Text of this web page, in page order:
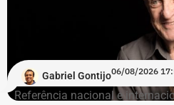
De acordo com o relatório de
59,6 milhões alocados no
julho de 2024 representavam
carteira de investimentos do
Tribunal classificou o
“negligente e temerário”.
Gabriel Gontijo06/08/2026
Referência nacional e